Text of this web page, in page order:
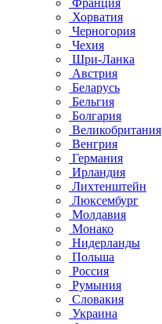
Франция
Хорватия
Черногория
Чехия
Шри-Ланка
Австрия
Беларусь
Бельгия
Болгария
Великобритания
Венгрия
Германия
Ирландия
Лихтенштейн
Люксембург
Молдавия
Монако
Нидерланды
Польша
Россия
Румыния
Словакия
Украина